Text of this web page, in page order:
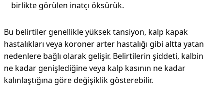
birlikte görülen inatçı öksürük.
Bu belirtiler genellikle yüksek tansiyon, kalp kapak
hastalıkları veya koroner arter hastalığı gibi altta yatan
nedenlere bağlı olarak gelişir. Belirtilerin şiddeti, kalbin
ne kadar genişlediğine veya kalp kasının ne kadar
kalınlaştığına göre değişiklik gösterebilir.